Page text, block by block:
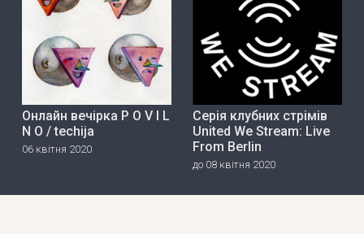
Онлайн вечірка P O V I L
N O / techija
06 квітня 2020
Серія клубних стрімів
United We Stream: Live
From Berlin
до 08 квітня 2020